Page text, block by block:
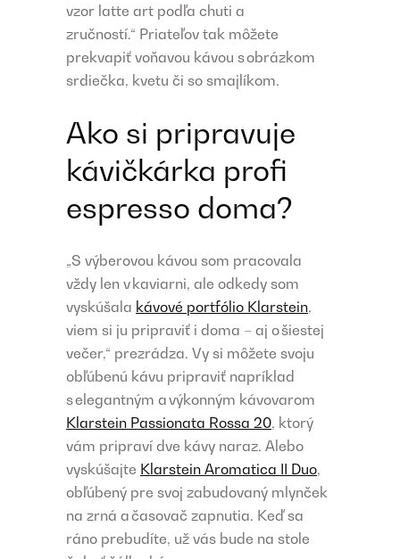
vzor latte art podľa chuti a
zručností.“ Priateľov tak môžete
prekvapiť voňavou kávou s obrázkom
srdiečka, kvetu či so smajlíkom.
Ako si pripravuje
kávičkárka profi
espresso doma?
„S výberovou kávou som pracovala
vždy len v kaviarni, ale odkedy som
vyskúšala kávové portfólio Klarstein,
viem si ju pripraviť i doma – aj o šiestej
večer,“ prezrádza. Vy si môžete svoju
obľúbenú kávu pripraviť napríklad
s elegantným a výkonným kávovarom
Klarstein Passionata Rossa 20, ktorý
vám pripraví dve kávy naraz. Alebo
vyskúšajte Klarstein Aromatica II Duo,
obľúbený pre svoj zabudovaný mlynček
na zrná a časovač zapnutia. Keď sa
ráno prebudíte, už vás bude na stole